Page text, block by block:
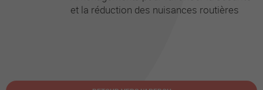
et la réduction des nuisances routières